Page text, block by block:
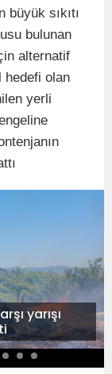
sıkıtı
bulunan
alternatif
hedefi olan
yerli
yarışı